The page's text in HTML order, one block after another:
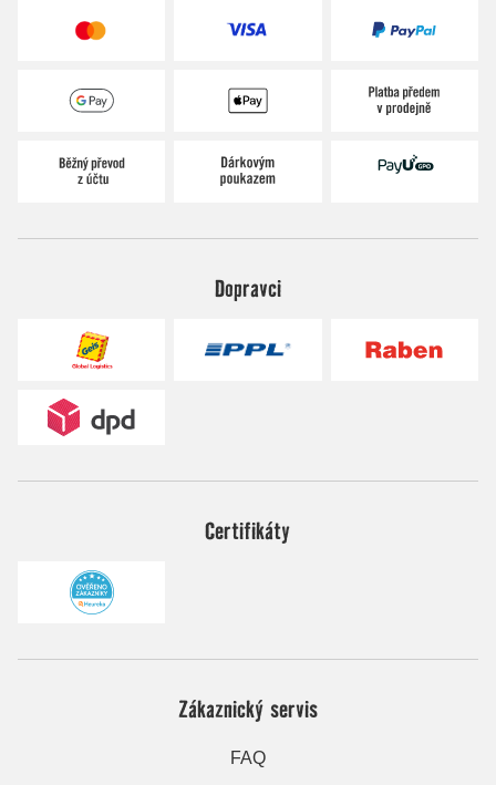
Dopravci
Certifikáty
Zákaznický servis
FAQ